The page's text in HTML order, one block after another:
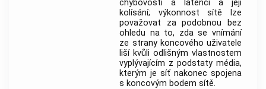
chybovostí a latenci a její
kolísání; výkonnost sítě lze
považovat za podobnou bez
ohledu na to, zda se vnímání
ze strany koncového uživatele
liší kvůli odlišným vlastnostem
vyplývajícím z podstaty média,
kterým je síť nakonec spojena
s koncovým bodem sítě.